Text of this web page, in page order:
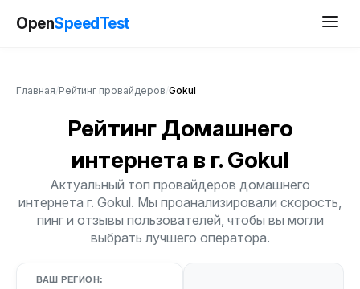
OpenSpeedTest
Главная Рейтинг провайдеров Gokul
Рейтинг Домашнего
интернета в г. Gokul
Актуальный топ провайдеров домашнего
интернета г. Gokul. Мы проанализировали скорость,
пинг и отзывы пользователей, чтобы вы могли
выбрать лучшего оператора.
ВАШ РЕГИОН: